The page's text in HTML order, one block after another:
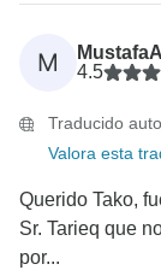
M
4.5
Traducido
Valora esta
Querido Tako,
Sr. Tarieq que
por...